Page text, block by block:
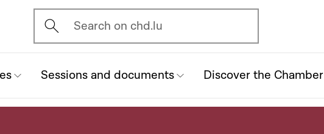
Ouvrir l'écran de recherche
Search on chd.lu
Sessions and documents Discover the Chamber